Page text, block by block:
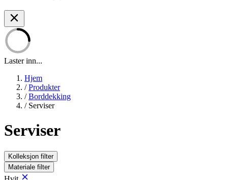
Laster inn...
Hjem
/ Produkter
/ Borddekking
/ Serviser
Serviser
Kolleksjon filter
Materiale filter